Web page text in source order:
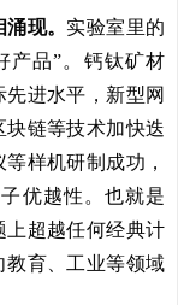
现。 实验室里的
产品”。钙钛矿材
进水平，新型网
链等技术加快迭
样机研制成功，
优越性。也就是
上超越任何经典计
教育、工业等领域